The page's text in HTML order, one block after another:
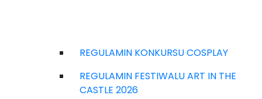
REGULAMIN KONKURSU COSPLAY
REGULAMIN FESTIWALU ART IN THE
CASTLE 2026